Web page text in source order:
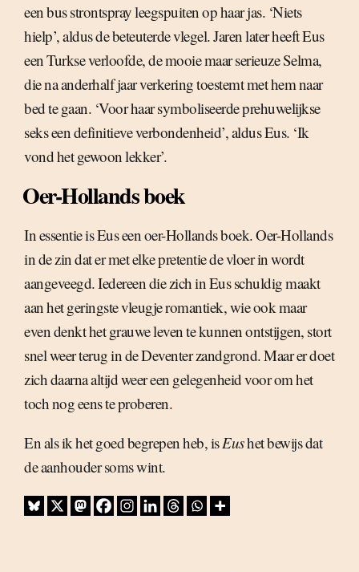
een bus strontspray leegspuiten op haar jas. ‘Niets
hielp’, aldus de beteuterde vlegel. Jaren later heeft Eus
een Turkse verloofde, de mooie maar serieuze Selma,
die na anderhalf jaar verkering toestemt met hem naar
bed te gaan. ‘Voor haar symboliseerde prehuwelijkse
seks een definitieve verbondenheid’, aldus Eus. ‘Ik
vond het gewoon lekker’.
Oer-Hollands boek
In essentie is Eus een oer-Hollands boek. Oer-Hollands
in de zin dat er met elke pretentie de vloer in wordt
aangeveegd. Iedereen die zich in Eus schuldig maakt
aan het geringste vleugje romantiek, wie ook maar
even denkt het grauwe leven te kunnen ontstijgen, stort
snel weer terug in de Deventer zandgrond. Maar er doet
zich daarna altijd weer een gelegenheid voor om het
toch nog eens te proberen.
En als ik het goed begrepen heb, isEushet bewijs dat
de aanhouder soms wint.